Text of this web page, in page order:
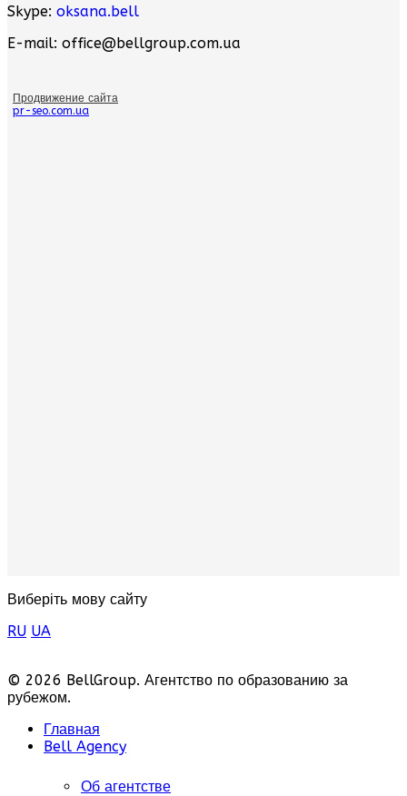
Skype: oksana.bell
E-mail: office@bellgroup.com.ua
Продвижение сайта
pr-seo.com.ua
Виберіть мову сайту
RU UA
© 2026 BellGroup. Агентство по образованию за
рубежом.
Главная
Bell Agency
Об агентстве